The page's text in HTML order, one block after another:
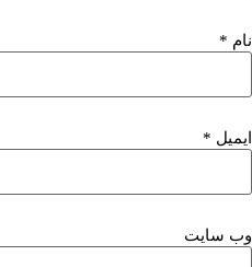
نام *
ایمیل *
وب‌ سایت